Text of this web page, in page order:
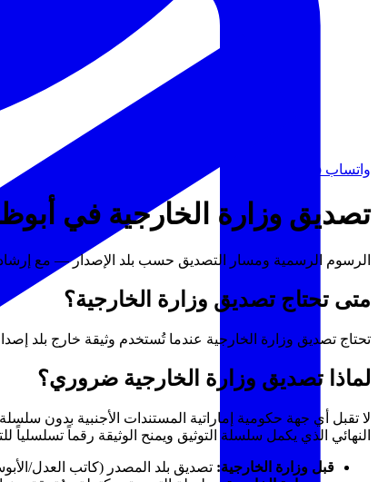
واتساب WhatsApp
تصديق وزارة الخارجية في
الرسوم الرسمية ومسار التصديق حسب بلد الإصدار — مع
متى تحتاج تصديق وزارة الخارجية؟
تحتاج تصديق وزارة الخارجية عندما تُستخدم وثيقة خارج بلد
لماذا تصديق وزارة الخارجية ضروري؟
لا تقبل أي جهة حكومية إماراتية المستندات الأجنبية بدون
النهائي الذي يكمل سلسلة التوثيق ويمنح الوثيقة رقماً تسلسلياً
قبل وزارة الخارجية: تصديق بلد المصدر (كاتب العدل/